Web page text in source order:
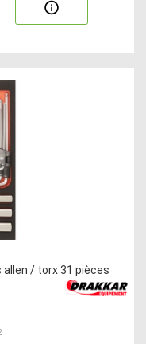
allen / torx 31 pièces